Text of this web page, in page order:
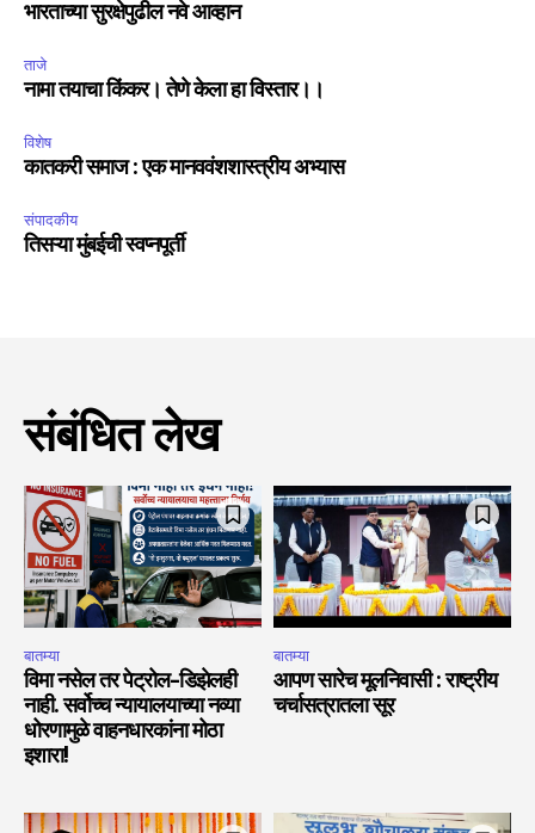
भारताच्या सुरक्षेपुढील नवे आव्हान
ताजे
नामा तयाचा किंकर। तेणे केला हा विस्तार।।
विशेष
कातकरी समाज : एक मानववंशशास्त्रीय अभ्यास
संपादकीय
तिसऱ्या मुंबईची स्वप्नपूर्ती
संबंधित लेख
बातम्या
विमा नसेल तर पेट्रोल-डिझेलही
नाही. सर्वोच्च न्यायालयाच्या नव्या
धोरणामुळे वाहनधारकांना मोठा
इशारा!
बातम्या
आपण सारेच मूलनिवासी : राष्ट्रीय
चर्चासत्रातला सूर